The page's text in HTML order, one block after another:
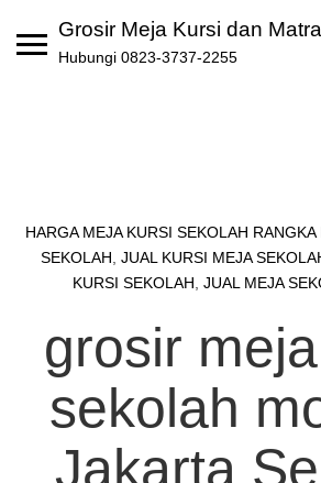
Grosir Meja Kursi dan
Hubungi 0823-3737-2255
HARGA MEJA KURSI SEKOLAH RANGKA
SEKOLAH JUAL KURSI MEJA
KURSI SEKOLAH JUAL MEJA
grosir
sekolah
Jakarta